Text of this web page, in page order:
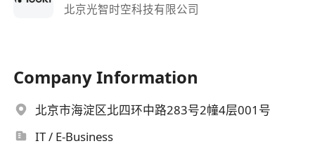
北京光智时空科技有限公司
Company Information
北京市海淀区北四环中路283号2幢4层001号
IT / E-Business